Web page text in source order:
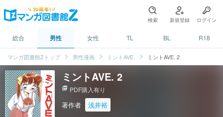
検索 新規登録 ログイン
総合 男性 女性 TL BL R18
マンガ図書館Zトップ 男性漫画 ミントAVE. ミントAVE. 2
ミントAVE. 2
picture_as_pdf PDF購入有り
著作者 浅井裕